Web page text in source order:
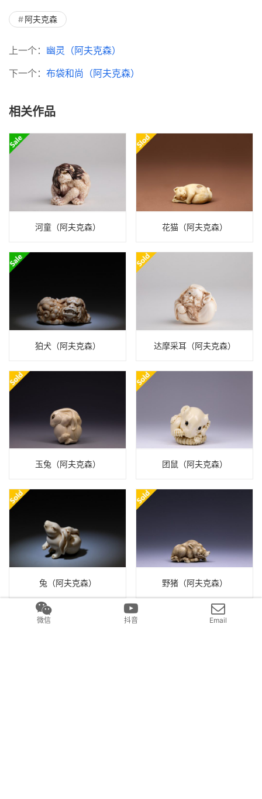
阿夫克森
上一个： 幽灵（阿夫克森）
下一个： 布袋和尚（阿夫克森）
相关作品
河童（阿夫克森） 花猫（阿夫克森）
狛犬（阿夫克森） 达摩采耳（阿夫克森）
玉兔（阿夫克森） 团鼠（阿夫克森）
兔（阿夫克森） 野猪（阿夫克森）
微信 抖音 Email